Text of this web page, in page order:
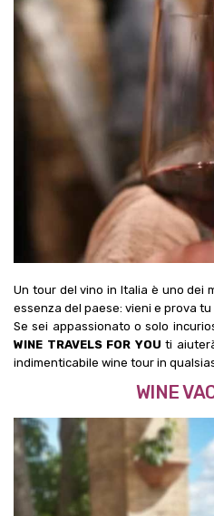
Un tour del vino in Italia è uno dei
essenza del paese: vieni e prova tu
Se sei appassionato o solo
WINE TRAVELS FOR YOU
ti
indimenticabile wine tour in
WINE